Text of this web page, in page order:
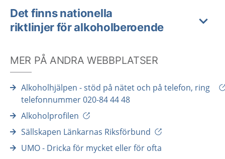
Det finns nationella
riktlinjer för alkoholberoende
MER PÅ ANDRA WEBBPLATSER
Alkoholhjälpen - stöd på nätet och på telefon, ring
telefonnummer 020-84 44 48
Alkoholprofilen
Sällskapen Länkarnas Riksförbund
UMO - Dricka för mycket eller för ofta